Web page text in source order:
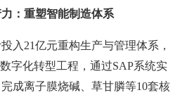
：重塑智能制造体系
入21亿元重构生产与管理体系，
字化转型工程，通过SAP系统实
成离子膜烧碱、草甘膦等10套核